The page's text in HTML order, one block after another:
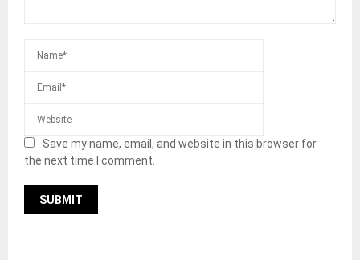
Save my name, email, and website in this browser for
the next time I comment.